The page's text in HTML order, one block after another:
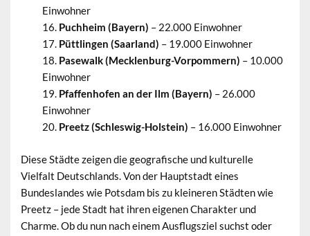
Einwohner
Puchheim (Bayern) – 22.000 Einwohner
Püttlingen (Saarland) – 19.000 Einwohner
Pasewalk (Mecklenburg-Vorpommern) – 10.000
Einwohner
Pfaffenhofen an der Ilm (Bayern) – 26.000
Einwohner
Preetz (Schleswig-Holstein) – 16.000 Einwohner
Diese Städte zeigen die geografische und kulturelle
Vielfalt Deutschlands. Von der Hauptstadt eines
Bundeslandes wie Potsdam bis zu kleineren Städten wie
Preetz – jede Stadt hat ihren eigenen Charakter und
Charme. Ob du nun nach einem Ausflugsziel suchst oder